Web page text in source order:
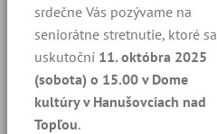
srdečne Vás pozývame na
seniorátne stretnutie, ktoré sa
uskutoční 11. októbra 2025
(sobota) o 15.00 v Dome
kultúry v Hanušovciach nad
Topľou.